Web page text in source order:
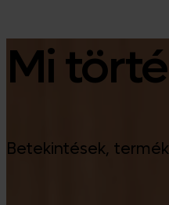
Mi
Betekintések,